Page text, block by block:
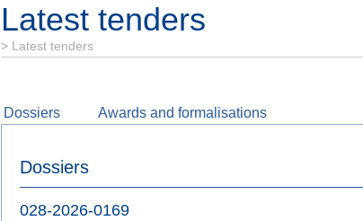
> Latest tenders
Latest tenders
Dossiers Awards and formalisations
Dossiers
028-2026-0169